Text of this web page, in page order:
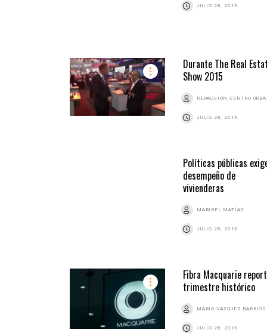
JULIO 28, 2015
Durante The Real
Show 2015
REDACCIÓN CENTRO
JULIO 28, 2015
Políticas públicas
desempeño de
vivienderas
MARIBEL MATÍAS
JULIO 28, 2015
Fibra Macquarie
trimestre histórico
MARIO VÁZQUEZ BARRIOS
JULIO 28, 2015